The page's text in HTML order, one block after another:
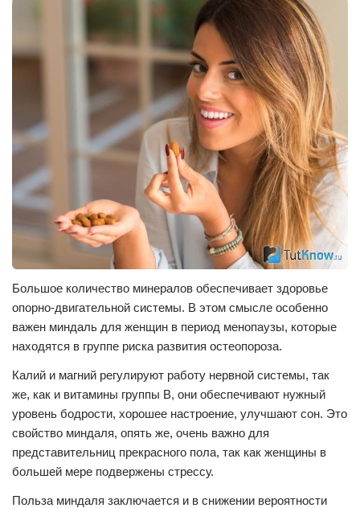
Большое количество минералов обеспечивает здоровье
опорно-двигательной системы. В этом смысле особенно
важен миндаль для женщин в период менопаузы, которые
находятся в группе риска развития остеопороза.
Калий и магний регулируют работу нервной системы, так
же, как и витамины группы В, они обеспечивают нужный
уровень бодрости, хорошее настроение, улучшают сон. Это
свойство миндаля, опять же, очень важно для
представительниц прекрасного пола, так как женщины в
большей мере подвержены стрессу.
Польза миндаля заключается и в снижении вероятности